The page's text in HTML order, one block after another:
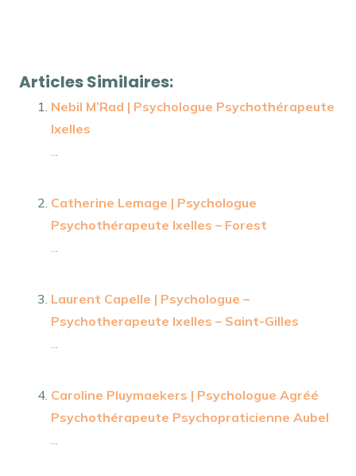
Articles Similaires:
Nebil M’Rad | Psychologue Psychothérapeute
Ixelles
Catherine Lemage | Psychologue
Psychothérapeute Ixelles – Forest
Laurent Capelle | Psychologue –
Psychotherapeute Ixelles – Saint-Gilles
Caroline Pluymaekers | Psychologue Agréé
Psychothérapeute Psychopraticienne Aubel